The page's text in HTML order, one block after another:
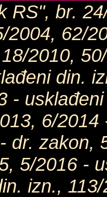
RS", br.
2004, 62/
2010,
din.
-
6/
dr. zakon,
5/2016 -
izn.,